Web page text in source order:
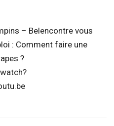
– Belencontre vous
: Comment faire une
?